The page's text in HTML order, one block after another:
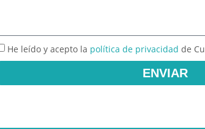
He leído y acepto la política de privacidad de
ENVIAR